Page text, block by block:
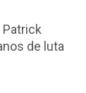
de luta